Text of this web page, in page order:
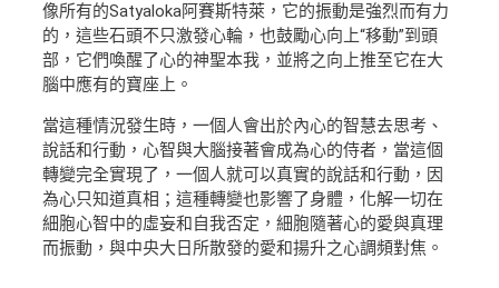
像所有的Satyaloka阿賽斯特萊，它的振動是強烈而有力
的，這些石頭不只激發心輪，也鼓勵心向上“移動”到頭
部，它們喚醒了心的神聖本我，並將之向上推至它在大
腦中應有的寶座上。
當這種情況發生時，一個人會出於內心的智慧去思考、
說話和行動，心智與大腦接著會成為心的侍者，當這個
轉變完全實現了，一個人就可以真實的說話和行動，因
為心只知道真相；這種轉變也影響了身體，化解一切在
細胞心智中的虛妄和自我否定，細胞隨著心的愛與真理
而振動，與中央大日所散發的愛和揚升之心調頻對焦。